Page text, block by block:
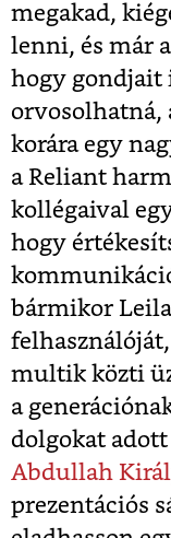
megakad,
lenni, és már
hogy gondjait
orvosolhatná,
korára egy
a Reliant
kollégaival
hogy
bármikor
multik közti
a
dolgokat
Abdullah
prezentációs